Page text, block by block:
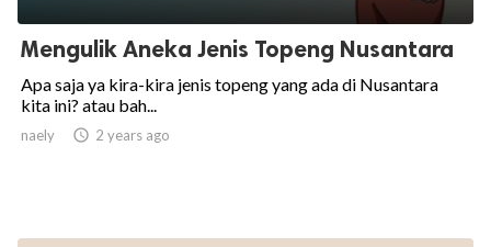
Mengulik Aneka Jenis Topeng Nusantara
Apa saja ya kira-kira jenis topeng yang ada di Nusantara
kita ini? atau bah...
naely  2 years ago